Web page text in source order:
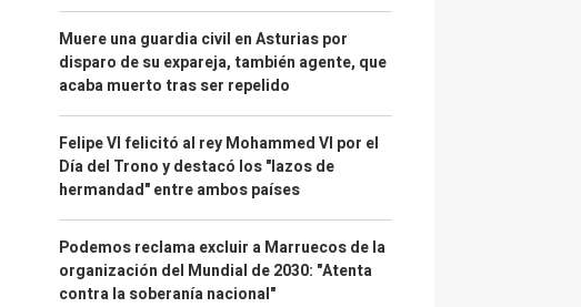
Muere una guardia civil en Asturias por
disparo de su expareja, también agente, que
acaba muerto tras ser repelido
Felipe VI felicitó al rey Mohammed VI por el
Día del Trono y destacó los "lazos de
hermandad" entre ambos países
Podemos reclama excluir a Marruecos de la
organización del Mundial de 2030: "Atenta
contra la soberanía nacional"